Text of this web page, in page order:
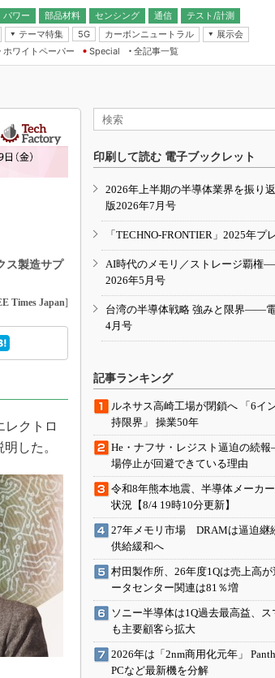
パワー 部品材料 センシング
通信
線
テスト/計測
テーマ特集
5G カーボンニュートラル
展示会
IoT・エッジコンピューティング
EXPO
EdgeTech＋
TECHNO-FRONTIER
人とくるま展
ホワイトペーパー
Special
全記事一覧
ス製造サプ
Times Japan]
レクトロ
した。
印刷して読む 電子ブックレット
2026年上半期の半導体業界を振
版2026年7月号
「TECHNO-FRONTIER」2025年プ
AI時代のメモリ／ストレージ覇権
2026年5月号
台湾の半導体戦略 強みと限界――
4月号
記事ランキング
ルネサス高崎工場が閉鎖へ 「6イ
持限界」 操業50年
He・ナフサ・レジスト逼迫の続
場停止が回避できている理由
令和8年熊本地震、半導体メーカ
状況【8/4 19時10分更新】
27年メモリ市場 DRAMは逼迫継
供給緩和へ
村田製作所、26年度1Qは売上高
ータセンター関連は81％増
ソニー半導体は1Q過去最高益、
も主要顧客ら拡大
2026年は「2nm商用化元年」
PCなど最新機を分解